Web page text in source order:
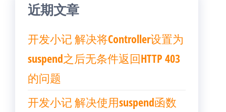
近期文章
开发小记 解决将Controller设置为
suspend之后无条件返回HTTP 403
的问题
开发小记 解决使用suspend函数